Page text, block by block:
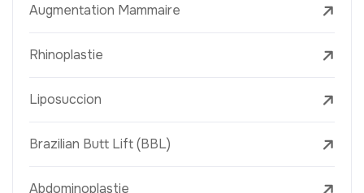
Augmentation Mammaire
Rhinoplastie
Liposuccion
Brazilian Butt Lift (BBL)
Abdominoplastie